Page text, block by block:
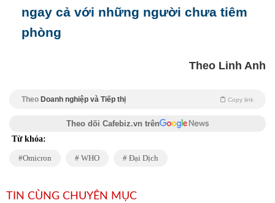
ngay cả với những người chưa tiêm
phòng
Theo Linh Anh
Theo Doanh nghiệp và Tiếp thị Copy link
Theo dõi Cafebiz.vn trên
Từ khóa:
Omicron WHO Đại Dịch
TIN CÙNG CHUYÊN MỤC